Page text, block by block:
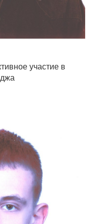
участие в